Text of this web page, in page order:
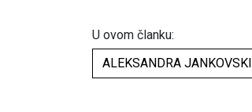
U ovom članku:
ALEKSANDRA JANKOVSKI